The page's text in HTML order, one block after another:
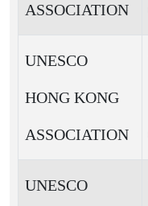
ASSOCIATION
UNESCO
HONG KONG
ASSOCIATION
UNESCO